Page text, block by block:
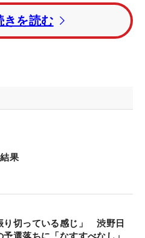
。吉田優利は３バーデ
レーしトータル2アンダ
トータル2オーバー・66
すネリー・コルダ（米
タル8アンダー・3位タ
きを読む
果
り切っている感じ」 渋野日